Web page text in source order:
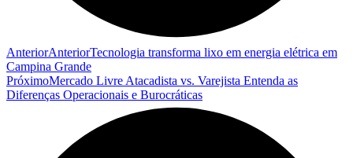
AnteriorAnteriorTecnologia transforma lixo em energia elétrica em
Campina Grande
PróximoMercado Livre Atacadista vs. Varejista Entenda as
Diferenças Operacionais e Burocráticas